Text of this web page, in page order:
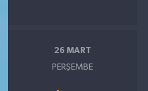
26 MART
PERŞEMBE